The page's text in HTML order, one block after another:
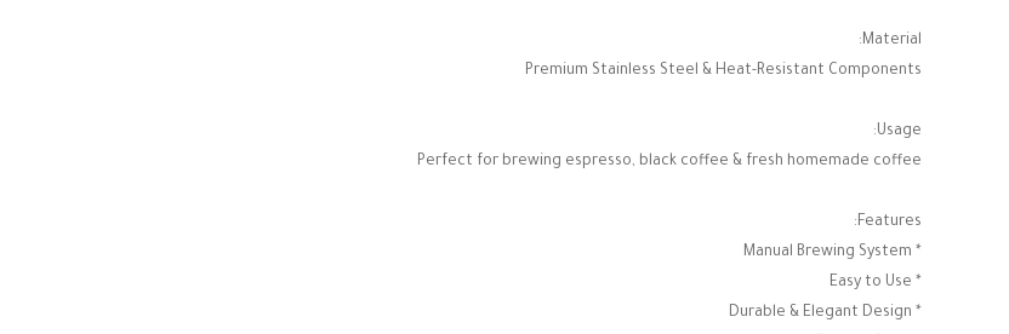
Material:
Premium Stainless Steel & Heat-Resistant Components
Usage:
Perfect for brewing espresso, black coffee & fresh homemade coffee
Features:
* Manual Brewing System
* Easy to Use
* Durable & Elegant Design